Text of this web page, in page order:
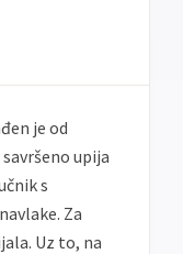
je od
upija
s
Za
Uz to, na